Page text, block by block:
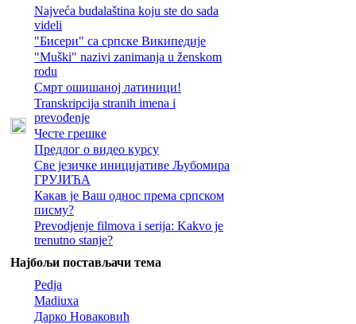
Najveća budalaština koju ste do sada
videli
"Бисери" са српске Википедије
"Muški" nazivi zanimanja u ženskom
rodu
Смрт ошишаној латиници!
Transkripcija stranih imena i
prevođenje
Честе грешке
Предлог о видео курсу
Све језичке иницијативе Љубомира
ГРУЈИЋА
Какав је Ваш однос према српском
писму?
Prevodjenje filmova i serija: Kakvo je
trenutno stanje?
Најбољи постављачи тема
Pedja
Madiuxa
Дарко Новаковић